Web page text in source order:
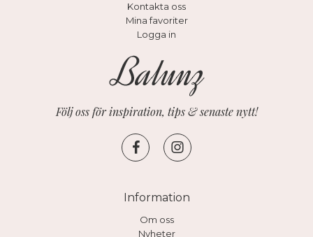
Kontakta oss
Mina favoriter
Logga in
Följ oss för inspiration, tips & senaste nytt!
Information
Om oss
Nyheter